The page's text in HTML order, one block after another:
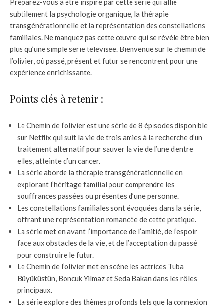
Préparez-vous à être inspiré par cette série qui allie
subtilement la psychologie organique, la thérapie
transgénérationnelle et la représentation des constellations
familiales. Ne manquez pas cette œuvre qui se révèle être bien
plus qu’une simple série télévisée. Bienvenue sur le chemin de
l’olivier, où passé, présent et futur se rencontrent pour une
expérience enrichissante.
Points clés à retenir :
Le Chemin de l’olivier est une série de 8 épisodes disponible
sur Netflix qui suit la vie de trois amies à la recherche d’un
traitement alternatif pour sauver la vie de l’une d’entre
elles, atteinte d’un cancer.
La série aborde la thérapie transgénérationnelle en
explorant l’héritage familial pour comprendre les
souffrances passées ou présentes d’une personne.
Les constellations familiales sont évoquées dans la série,
offrant une représentation romancée de cette pratique.
La série met en avant l’importance de l’amitié, de l’espoir
face aux obstacles de la vie, et de l’acceptation du passé
pour construire le futur.
Le Chemin de l’olivier met en scène les actrices Tuba
Büyüküstün, Boncuk Yilmaz et Seda Bakan dans les rôles
principaux.
La série explore des thèmes profonds tels que la connexion